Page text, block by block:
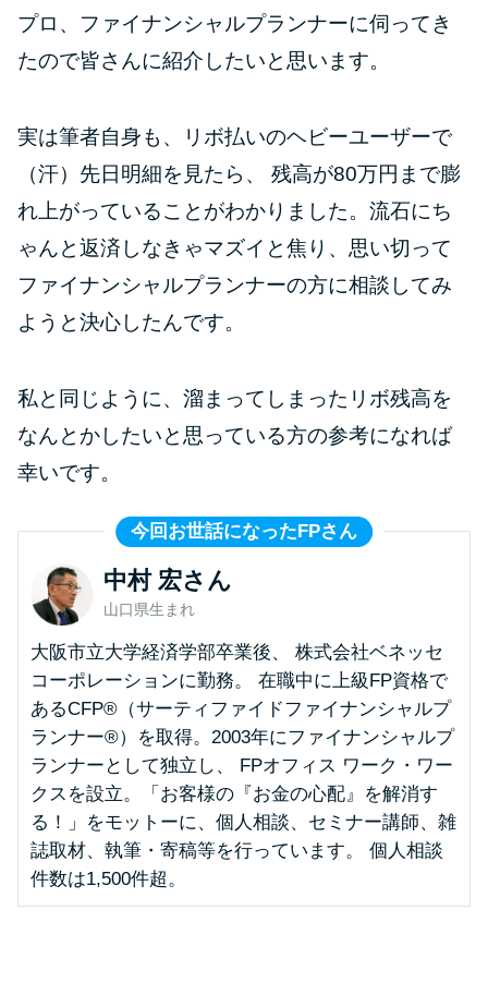
種類や特徴で探す
無利息期間を利用して利息0円で
お金を借りる3つのポイント
種類・特徴別一覧
今月の家賃払えない…2ヵ月目に
は解決しないと危険な理由と対
家賃払えないが強制退去は避け
たい…市役所に相談より賢い方
法2選
街金とは？絶対審査通る？借金
に悩む人へ街金をおすすめしな
い理由
質屋でお金を借りるには？年利
やシステムをカードローンと比
未成年でもお金を借りられる？
プロ、ファイナンシャルプランナーに伺ってき
たので皆さんに紹介したいと思います。
実は筆者自身も、リボ払いのヘビーユーザーで
（汗）先日明細を見たら、 残高が80万円まで膨
れ上がっていることがわかりました。流石にち
ゃんと返済しなきゃマズイと焦り、思い切って
ファイナンシャルプランナーの方に相談してみ
ようと決心したんです。
私と同じように、溜まってしまったリボ残高を
なんとかしたいと思っている方の参考になれば
幸いです。
今回お世話になったFPさん
中村 宏さん
山口県生まれ
大阪市立大学経済学部卒業後、 株式会社ベネッセ
コーポレーションに勤務。 在職中に上級FP資格で
あるCFP®（サーティファイドファイナンシャルプ
ランナー®）を取得。2003年にファイナンシャルプ
ランナーとして独立し、 FPオフィス ワーク・ワー
クスを設立。「お客様の『お金の心配』を解消す
る！」をモットーに、個人相談、セミナー講師、雑
誌取材、執筆・寄稿等を行っています。 個人相談
件数は1,500件超。